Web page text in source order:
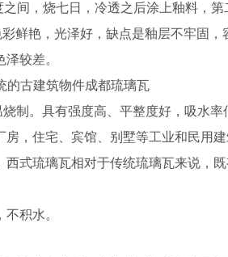
间，烧七日，冷透之后涂上釉料，第
鲜艳，光泽好，缺点是釉层不牢固，
较差。
制。具有强度高、平整度好，吸水率
，住宅、宾馆、别墅等工业和民用
式琉璃瓦相对于传统琉璃瓦来说，既
积水。